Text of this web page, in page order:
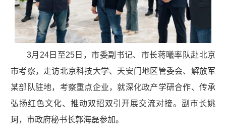
3月24日至25日，市委副书记、市长蒋曦率队赴北京
市考察，走访北京科技大学、天安门地区管委会、解放军
某部队驻地，考察重点企业，就深化政产学研合作、传承
弘扬红色文化、推动双招双引开展交流对接。副市长姚
珂，市政府秘书长郭海磊参加。